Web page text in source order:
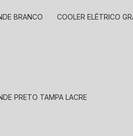
BRANCO COOLER ELÉTRICO
PRETO TAMPA LACRE